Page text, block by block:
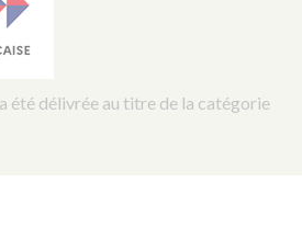
été délivrée au titre de la catégorie